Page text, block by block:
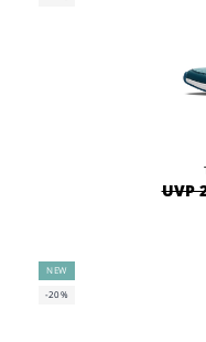
UVP
NEW
-20%